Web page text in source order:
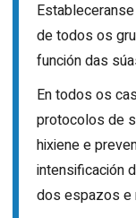
de todos os
función das
En todos os
protocolos de
hixiene e
intensificación
dos espazos e